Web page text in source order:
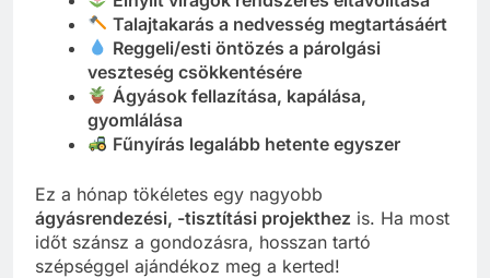
Talajtakarás a nedvesség megtartásáért
Reggeli/esti öntözés a párolgási
veszteség csökkentésére
Ágyások fellazítása, kapálása,
gyomlálása
Fűnyírás legalább hetente egyszer
Ez a hónap tökéletes egy nagyobb
ágyásrendezési, -tisztítási projekthez is. Ha most
időt szánsz a gondozásra, hosszan tartó
szépséggel ajándékoz meg a kerted!